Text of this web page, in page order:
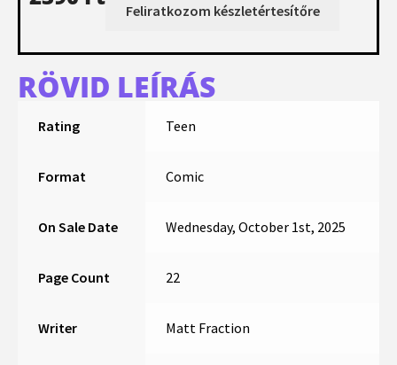
RÖVID LEÍRÁS
Rating Teen
Format Comic
On Sale Date Wednesday, October 1st, 2025
Page Count 22
Writer Matt Fraction